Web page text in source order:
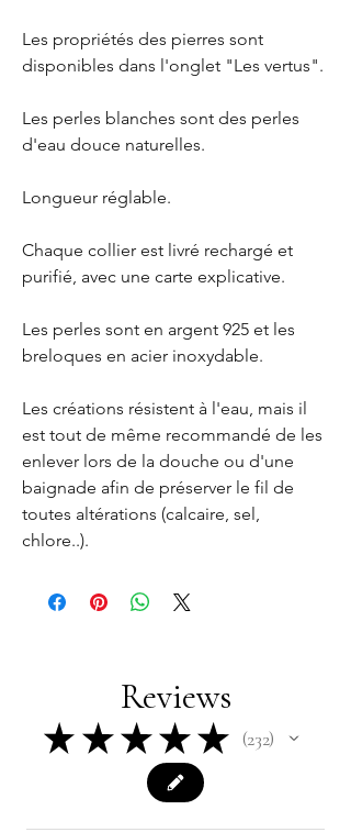
Les propriétés des pierres sont
disponibles dans l'onglet "Les vertus".
Les perles blanches sont des perles
d'eau douce naturelles.
Longueur réglable.
Chaque collier est livré rechargé et
purifié, avec une carte explicative.
Les perles sont en argent 925 et les
breloques en acier inoxydable.
Les créations résistent à l'eau, mais il
est tout de même recommandé de les
enlever lors de la douche ou d'une
baignade afin de préserver le fil de
toutes altérations (calcaire, sel,
chlore..).
Reviews
★ ★★★★ 232
232